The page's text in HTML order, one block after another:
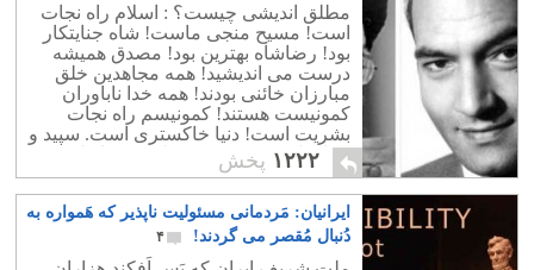
مطلق اندیشی چیست؟ : اسلام راه نجات
است! مسیح منجی ماست! شاه جنایتکار
بود! رضاشاه بهترین بود! مصدق همیشه
درست می اندیشید! همه مجاهدین خلق
مبارزان خائنی بودند! همه خدا ناباوران
کمونیست هستند! کمونیسم راه نجات
بشریت است! دنیا خاکستری است. سپید و
سیاه با هم! کسی چون نلسون ماندلا هم
خوبیهایی داشت و هم اشتباهاتی.این طبیعی
است. هر زمامدار و اصولا هر انسانی
خاکستری است. امروز در زهر عقرب هم
دوای بیماریها و سرطان یافت شده است!
شکی نیست که می توان درهر انسانی
۱۲۲۲ پخش
ایرانیان: مَردمانی مسئولیت ناپذیر که هَمواره به
دُنبال مُقصر می گردند!
۴